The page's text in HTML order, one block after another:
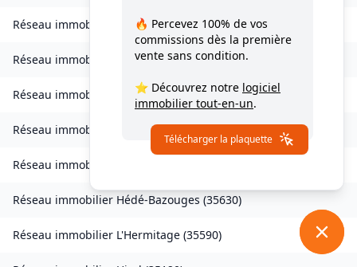
Réseau immobilier Grand-Fougeray(35390)
Réseau immobilier La Guerche-de-Bretagne
Réseau immobilier Guichen(35580)
Réseau immobilier Guignen
Réseau immobilier
Réseau immobilier Hédé-Bazouges (35630)
Réseau immobilier L'Hermitage (35590)
🔥 Percevez 100% de vos
commissions dès la première
vente sans condition.
⭐ Découvrez notre logiciel
immobilier tout-en-un.
Télécharger la plaquette